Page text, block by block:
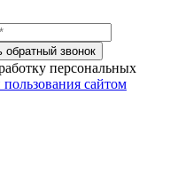
персональных
сайтом